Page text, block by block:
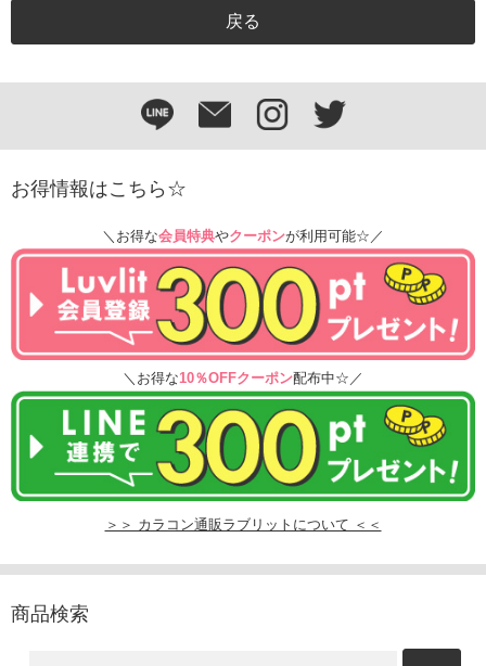
お得情報はこちら☆
＼お得な会員特典やクーポンが利用可能☆／
＼お得な10％OFFクーポン配布中☆／
＞＞ カラコン通販ラブリットについて ＜＜
商品検索